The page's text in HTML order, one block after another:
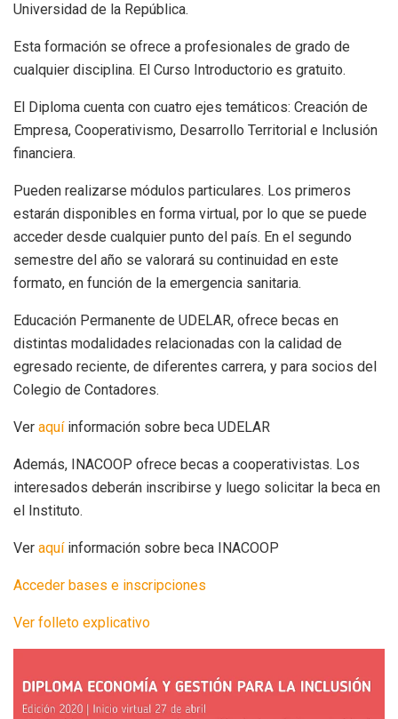
Universidad de la República.
Esta formación se ofrece a profesionales de grado de
cualquier disciplina. El Curso Introductorio es gratuito.
El Diploma cuenta con cuatro ejes temáticos: Creación de
Empresa, Cooperativismo, Desarrollo Territorial e Inclusión
financiera.
Pueden realizarse módulos particulares. Los primeros
estarán disponibles en forma virtual, por lo que se puede
acceder desde cualquier punto del país. En el segundo
semestre del año se valorará su continuidad en este
formato, en función de la emergencia sanitaria.
Educación Permanente de UDELAR, ofrece becas en
distintas modalidades relacionadas con la calidad de
egresado reciente, de diferentes carrera, y para socios del
Colegio de Contadores.
Ver aquíinformación sobre beca UDELAR
Además, INACOOP ofrece becas a cooperativistas. Los
interesados deberán inscribirse y luego solicitar la beca en
el Instituto.
Ver aquíinformación sobre beca INACOOP
Acceder bases e inscripciones
Ver folleto explicativo